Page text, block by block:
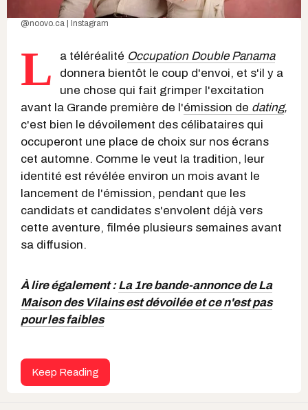
@noovo.ca | Instagram
L a téléréalité Occupation Double Panama
donnera bientôt le coup d'envoi, et s'il y a
une chose qui fait grimper l'excitation
avant la Grande première de l'émission de dating,
c'est bien le dévoilement des célibataires qui
occuperont une place de choix sur nos écrans
cet automne. Comme le veut la tradition, leur
identité est révélée environ un mois avant le
lancement de l'émission, pendant que les
candidats et candidates s'envolent déjà vers
cette aventure, filmée plusieurs semaines avant
sa diffusion.
À lire également :La 1re bande-annonce de La
Maison des Vilains est dévoilée et ce n'est pas
pour les faibles
Keep Reading